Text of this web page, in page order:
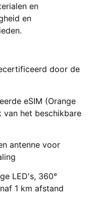
en
en
door de
eSIM (Orange
van het beschikbare
antenne voor
LED's, 360°
1 km afstand